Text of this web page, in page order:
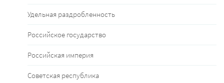
Удельная раздробленность
Российское государство
Российская империя
Советская республика